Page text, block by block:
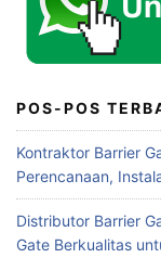
POS-POS
Kontraktor Barrier
Perencanaan,
Distributor Barrier
Gate Berkualitas